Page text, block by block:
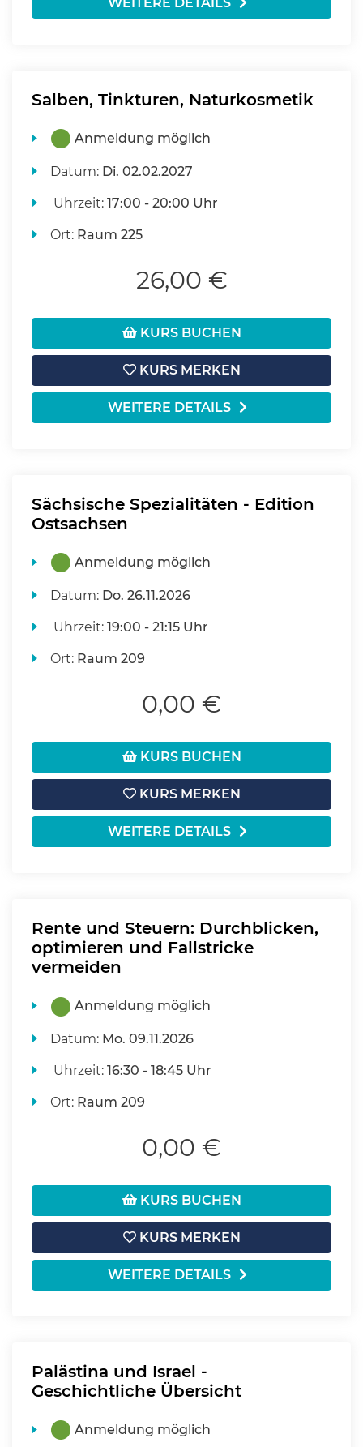
Salben, Tinkturen, Naturkosmetik
Anmeldung möglich
Datum: Di. 02.02.2027
Uhrzeit:17:00 - 20:00 Uhr
Ort: Raum 225
26,00 €
KURS BUCHEN
KURS MERKEN
WEITERE DETAILS
Sächsische Spezialitäten - Edition
Ostsachsen
Anmeldung möglich
Datum: Do. 26.11.2026
Uhrzeit:19:00 - 21:15 Uhr
Ort: Raum 209
0,00 €
KURS BUCHEN
KURS MERKEN
WEITERE DETAILS
Rente und Steuern: Durchblicken,
optimieren und Fallstricke
vermeiden
Anmeldung möglich
Datum: Mo. 09.11.2026
Uhrzeit:16:30 - 18:45 Uhr
Ort: Raum 209
0,00 €
KURS BUCHEN
KURS MERKEN
WEITERE DETAILS
Palästina und Israel -
Geschichtliche Übersicht
Anmeldung möglich